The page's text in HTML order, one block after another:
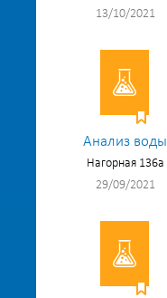
13/10/2021
Анализ воды
Нагорная 136а
29/09/2021